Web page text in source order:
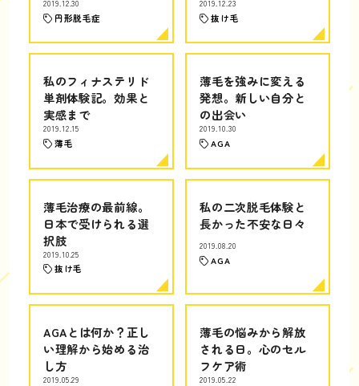
2019.12.30
円形脱毛症
2019.12.23
抜け毛
私のフィナステリド
単剤体験記。効果と
実感まで
2019.12.15
薄毛
薄毛を強みに変える
発想。新しい自分と
の出会い
2019.10.30
AGA
薄毛治療の最前線。
日本で受けられる選
択肢
2019.10.25
抜け毛
私の二次脱毛体験と
長かった不安な日々
2019.08.20
AGA
AGAとは何か？正し
い理解から始める治
し方
2019.05.29
薄毛の悩みから解放
される日。心のセル
フケア術
2019.05.22